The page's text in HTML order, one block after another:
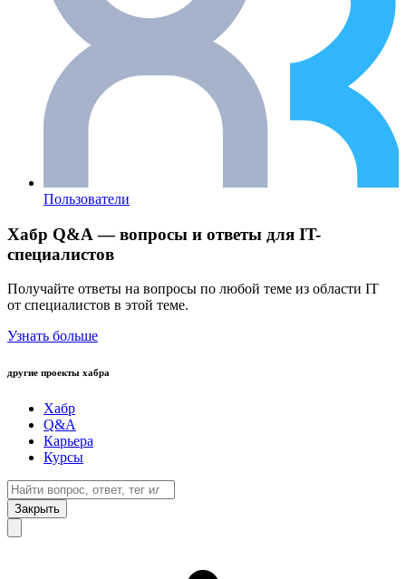
Пользователи
Хабр Q&A — вопросы и ответы для IT-
специалистов
Получайте ответы на вопросы по любой теме из области IT
от специалистов в этой теме.
Узнать больше
другие проекты хабра
Хабр
Q&A
Карьера
Курсы
Закрыть